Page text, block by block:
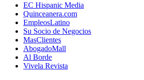
EC Hispanic Media
Quinceanera.com
EmpleosLatino
Su Socio de Negocios
MasClientes
AbogadoMall
Al Borde
Vivela Revista